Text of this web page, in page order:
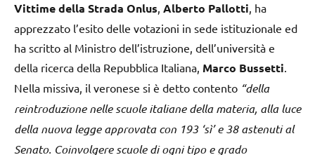
Vittime della Strada Onlus, Alberto Pallotti, ha
apprezzato l’esito delle votazioni in sede istituzionale ed
ha scritto al Ministro dell’istruzione, dell’università e
della ricerca della Repubblica Italiana, Marco Bussetti.
Nella missiva, il veronese si è detto contento “della
reintroduzione nelle scuole italiane della materia, alla luce
della nuova legge approvata con 193 ‘sì’ e 38 astenuti al
Senato. Coinvolgere scuole di ogni tipo e grado